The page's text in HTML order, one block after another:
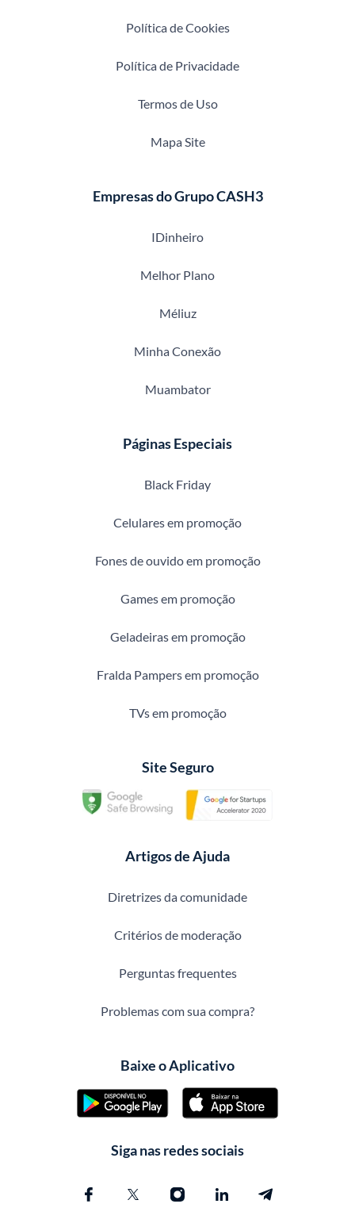
Política de Cookies
Política de Privacidade
Termos de Uso
Mapa Site
Empresas do Grupo CASH3
IDinheiro
Melhor Plano
Méliuz
Minha Conexão
Muambator
Páginas Especiais
Black Friday
Celulares em promoção
Fones de ouvido em promoção
Games em promoção
Geladeiras em promoção
Fralda Pampers em promoção
TVs em promoção
Site Seguro
Artigos de Ajuda
Diretrizes da comunidade
Critérios de moderação
Perguntas frequentes
Problemas com sua compra?
Baixe o Aplicativo
Siga nas redes sociais